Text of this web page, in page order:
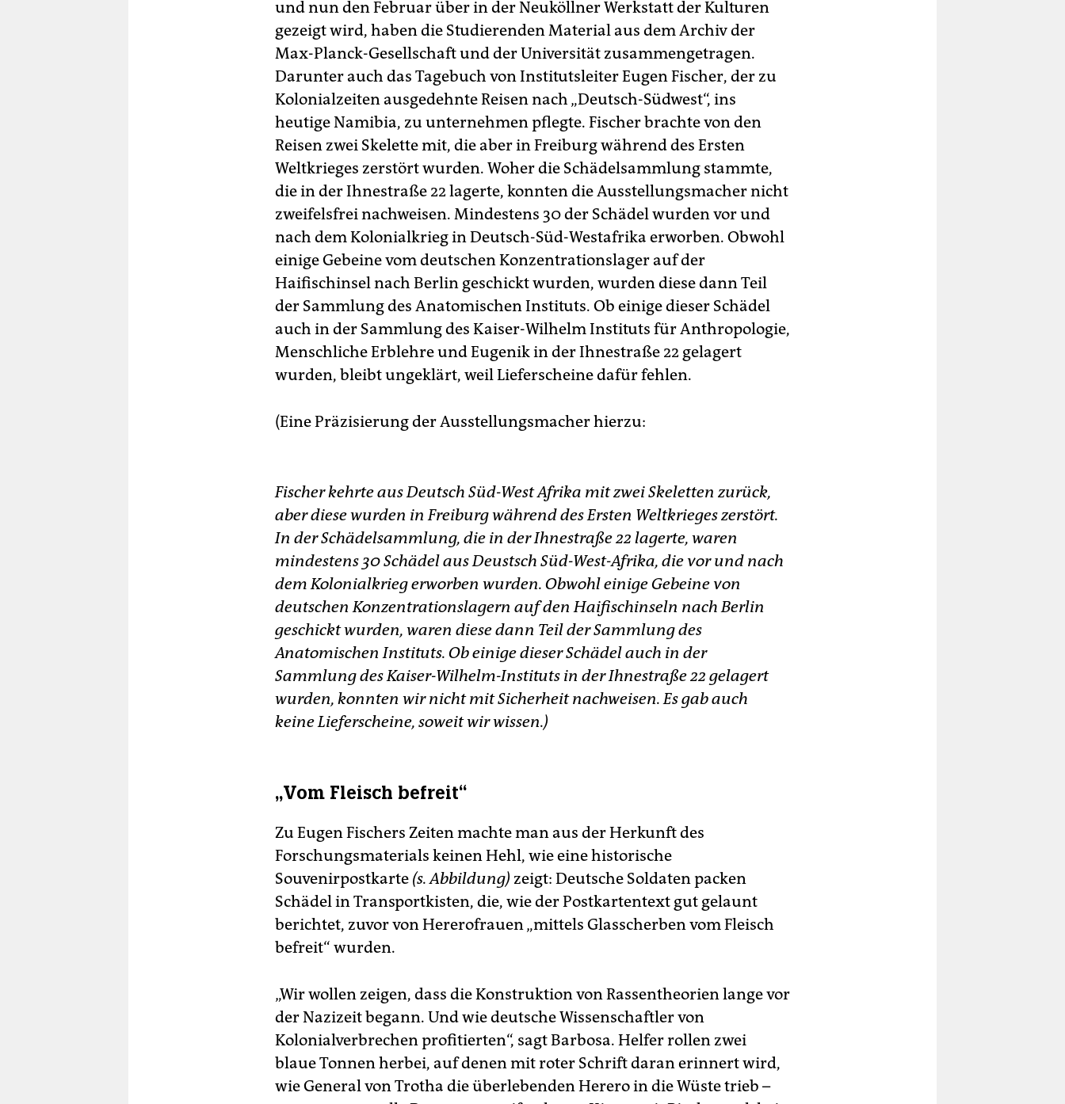
und nun den Februar über in der Neuköllner Werkstatt der Kulturen
gezeigt wird, haben die Studierenden Material aus dem Archiv der
Max-Planck-Gesellschaft und der Universität zusammengetragen.
Darunter auch das Tagebuch von Institutsleiter Eugen Fischer, der zu
Kolonialzeiten ausgedehnte Reisen nach „Deutsch-Südwest“, ins
heutige Namibia, zu unternehmen pflegte. Fischer brachte von den
Reisen zwei Skelette mit, die aber in Freiburg während des Ersten
Weltkrieges zerstört wurden. Woher die Schädelsammlung stammte,
die in der Ihnestraße 22 lagerte, konnten die Ausstellungsmacher nicht
zweifelsfrei nachweisen. Mindestens 30 der Schädel wurden vor und
nach dem Kolonialkrieg in Deutsch-Süd-Westafrika erworben. Obwohl
einige Gebeine vom deutschen Konzentrationslager auf der
Haifischinsel nach Berlin geschickt wurden, wurden diese dann Teil
der Sammlung des Anatomischen Instituts. Ob einige dieser Schädel
auch in der Sammlung des Kaiser-Wilhelm Instituts für Anthropologie,
Menschliche Erblehre und Eugenik in der Ihnestraße 22 gelagert
wurden, bleibt ungeklärt, weil Lieferscheine dafür fehlen.
(Eine Präzisierung der Ausstellungsmacher hierzu:
Fischer kehrte aus Deutsch Süd-West Afrika mit zwei Skeletten zurück,
aber diese wurden in Freiburg während des Ersten Weltkrieges zerstört.
In der Schädelsammlung, die in der Ihnestraße 22 lagerte, waren
mindestens 30 Schädel aus Deustsch Süd-West-Afrika, die vor und nach
dem Kolonialkrieg erworben wurden. Obwohl einige Gebeine von
deutschen Konzentrationslagern auf den Haifischinseln nach Berlin
geschickt wurden, waren diese dann Teil der Sammlung des
Anatomischen Instituts. Ob einige dieser Schädel auch in der
Sammlung des Kaiser-Wilhelm-Instituts in der Ihnestraße 22 gelagert
wurden, konnten wir nicht mit Sicherheit nachweisen. Es gab auch
keine Lieferscheine, soweit wir wissen.)
„Vom Fleisch befreit“
Zu Eugen Fischers Zeiten machte man aus der Herkunft des
Forschungsmaterials keinen Hehl, wie eine historische
Souvenirpostkarte (s. Abbildung) zeigt: Deutsche Soldaten packen
Schädel in Transportkisten, die, wie der Postkartentext gut gelaunt
berichtet, zuvor von Hererofrauen „mittels Glasscherben vom Fleisch
befreit“ wurden.
„Wir wollen zeigen, dass die Konstruktion von Rassentheorien lange vor
der Nazizeit begann. Und wie deutsche Wissenschaftler von
Kolonialverbrechen profitierten“, sagt Barbosa. Helfer rollen zwei
blaue Tonnen herbei, auf denen mit roter Schrift daran erinnert wird,
wie General von Trotha die überlebenden Herero in die Wüste trieb –